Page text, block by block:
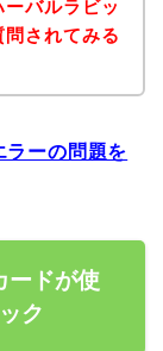
バルラビッ
問されてみる
ラーの問題を
ードが使
ク